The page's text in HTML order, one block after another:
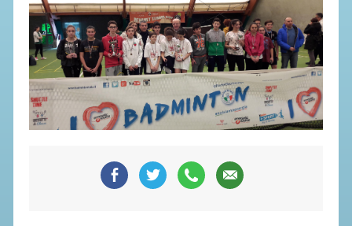
CAMPIONATI
CALENDARIO
FIBA NAZIONALE